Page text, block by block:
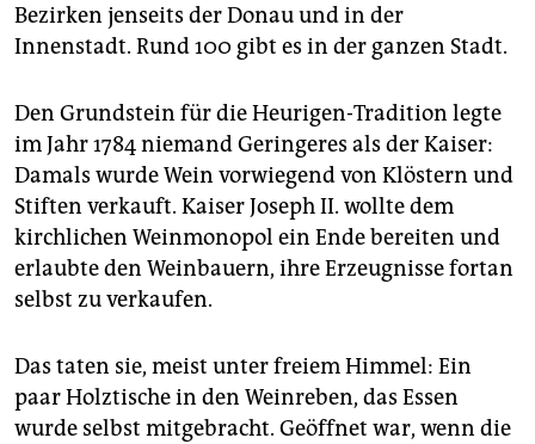
Bezirken jenseits der Donau und in der
Innenstadt. Rund 100 gibt es in der ganzen Stadt.
Den Grundstein für die Heurigen-Tradition legte
im Jahr 1784 niemand Geringeres als der Kaiser:
Damals wurde Wein vorwiegend von Klöstern und
Stiften verkauft. Kaiser Joseph II. wollte dem
kirchlichen Weinmonopol ein Ende bereiten und
erlaubte den Weinbauern, ihre Erzeugnisse fortan
selbst zu verkaufen.
Das taten sie, meist unter freiem Himmel: Ein
paar Holztische in den Weinreben, das Essen
wurde selbst mitgebracht. Geöffnet war, wenn die